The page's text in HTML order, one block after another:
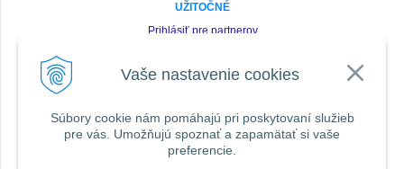
Vaše nastavenie cookies
Súbory cookie nám pomáhajú pri poskytovaní služieb
pre vás. Umožňujú spoznať a zapamätať si vaše
preferencie.
UŽITOČNÉ
Prihlásiť pre partnerov
Zabudnuté heslo
SLEDUJTE NÁS VŠADE